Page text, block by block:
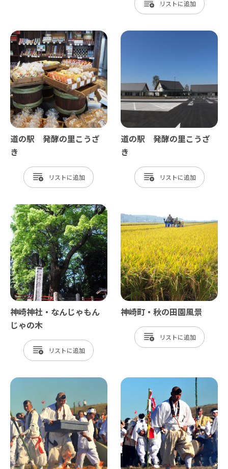
リスト
道の駅 発酵の里こうざ
き
リスト
道の駅 発酵の里こうざ
き
リスト
神崎神社・なんじゃもん
じゃの木
リスト
神崎町・秋の田園風景
リスト